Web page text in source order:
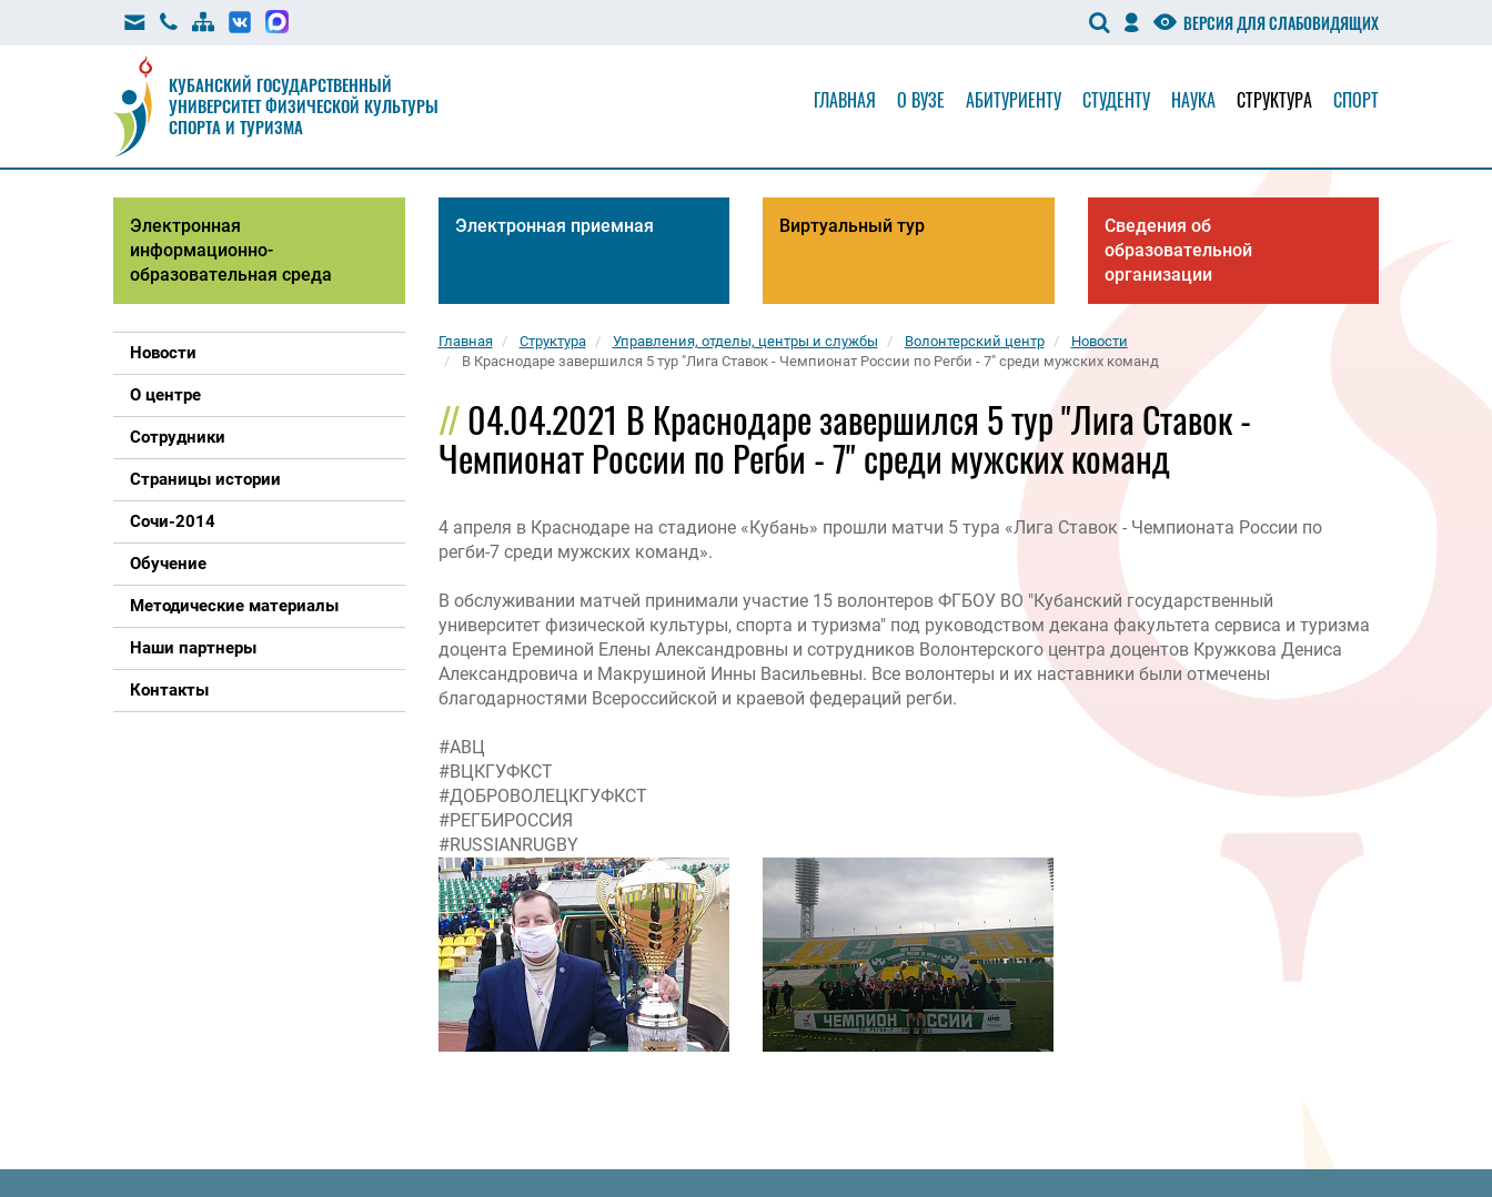
ВЕРСИЯ ДЛЯ СЛАБОВИДЯЩИХ
КУБАНСКИЙ ГОСУДАРСТВЕННЫЙ
УНИВЕРСИТЕТ ФИЗИЧЕСКОЙ КУЛЬТУРЫ
СПОРТА И ТУРИЗМА
ГЛАВНАЯ О ВУЗЕ АБИТУРИЕНТУ СТУДЕНТУ НАУКА СТРУКТУРА СПОРТ
Электронная
информационно-
образовательная среда
Электронная приемная Виртуальный тур
Сведения об
образовательной
организации
Новости
О центре
Сотрудники
Страницы истории
Сочи-2014
Обучение
Методические материалы
Наши партнеры
Контакты
Главная Структура Управления, отделы, центры и службы Волонтерский центр
Новости
В Краснодаре завершился 5 тур "Лига Ставок - Чемпионат России по Регби - 7" среди мужских команд
04.04.2021 В Краснодаре завершился 5 тур "Лига Ставок -
Чемпионат России по Регби - 7" среди мужских команд
4 апреля в Краснодаре на стадионе «Кубань» прошли матчи 5 тура «Лига Ставок - Чемпионата России по
регби-7 среди мужских команд».
В обслуживании матчей принимали участие 15 волонтеров ФГБОУ ВО "Кубанский государственный
университет физической культуры, спорта и туризма" под руководством декана факультета сервиса и туризма
доцента Ереминой Елены Александровны и сотрудников Волонтерского центра доцентов Кружкова Дениса
Александровича и Макрушиной Инны Васильевны. Все волонтеры и их наставники были отмечены
благодарностями Всероссийской и краевой федераций регби.
#АВЦ
#ВЦКГУФКСТ
#ДОБРОВОЛЕЦКГУФКСТ
#РЕГБИРОССИЯ
#RUSSIANRUGBY